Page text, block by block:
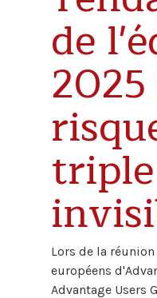
de
triple
Lors de la
européens
Advantage Users